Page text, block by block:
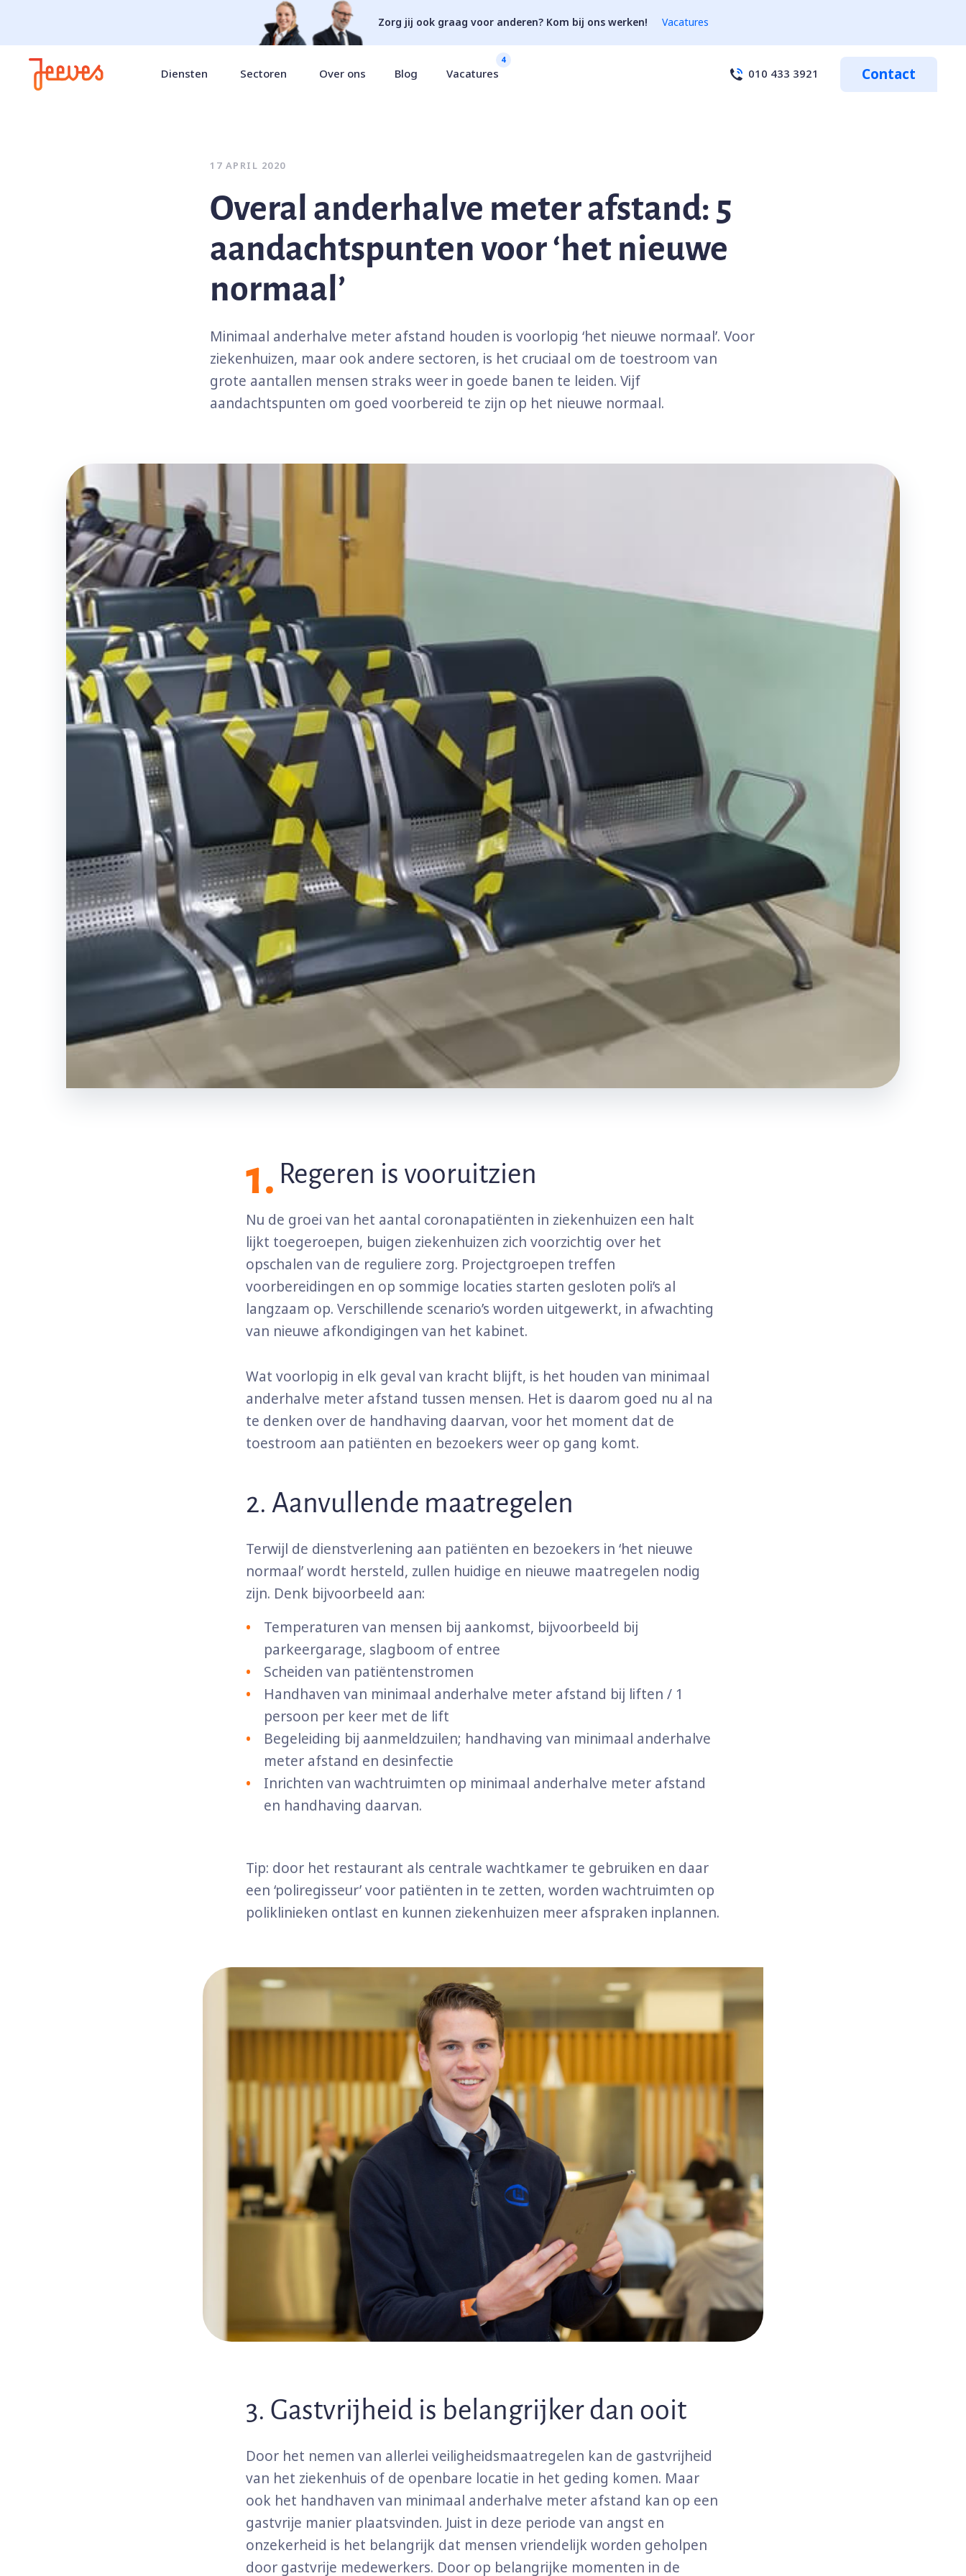
Zorg jij ook graag voor anderen? Kom bij ons werken! Vacatures
Diensten Sectoren Over ons Blog Vacatures
4
010 433 3921 Contact
17 APRIL 2020
Overal anderhalve meter afstand: 5
aandachtspunten voor ‘het nieuwe
normaal’
Minimaal anderhalve meter afstand houden is voorlopig ‘het nieuwe normaal’. Voor
ziekenhuizen, maar ook andere sectoren, is het cruciaal om de toestroom van
grote aantallen mensen straks weer in goede banen te leiden. Vijf
aandachtspunten om goed voorbereid te zijn op het nieuwe normaal.
1. Regeren is vooruitzien
Nu de groei van het aantal coronapatiënten in ziekenhuizen een halt
lijkt toegeroepen, buigen ziekenhuizen zich voorzichtig over het
opschalen van de reguliere zorg. Projectgroepen treffen
voorbereidingen en op sommige locaties starten gesloten poli’s al
langzaam op. Verschillende scenario’s worden uitgewerkt, in afwachting
van nieuwe afkondigingen van het kabinet.
Wat voorlopig in elk geval van kracht blijft, is het houden van minimaal
anderhalve meter afstand tussen mensen. Het is daarom goed nu al na
te denken over de handhaving daarvan, voor het moment dat de
toestroom aan patiënten en bezoekers weer op gang komt.
2. Aanvullende maatregelen
Terwijl de dienstverlening aan patiënten en bezoekers in ‘het nieuwe
normaal’ wordt hersteld, zullen huidige en nieuwe maatregelen nodig
zijn. Denk bijvoorbeeld aan:
Temperaturen van mensen bij aankomst, bijvoorbeeld bij
parkeergarage, slagboom of entree
Scheiden van patiëntenstromen
Handhaven van minimaal anderhalve meter afstand bij liften / 1
persoon per keer met de lift
Begeleiding bij aanmeldzuilen; handhaving van minimaal anderhalve
meter afstand en desinfectie
Inrichten van wachtruimten op minimaal anderhalve meter afstand
en handhaving daarvan.
Tip: door het restaurant als centrale wachtkamer te gebruiken en daar
een ‘poliregisseur’ voor patiënten in te zetten, worden wachtruimten op
poliklinieken ontlast en kunnen ziekenhuizen meer afspraken inplannen.
3. Gastvrijheid is belangrijker dan ooit
Door het nemen van allerlei veiligheidsmaatregelen kan de gastvrijheid
van het ziekenhuis of de openbare locatie in het geding komen. Maar
ook het handhaven van minimaal anderhalve meter afstand kan op een
gastvrije manier plaatsvinden. Juist in deze periode van angst en
onzekerheid is het belangrijk dat mensen vriendelijk worden geholpen
door gastvrije medewerkers. Door op belangrijke momenten in de